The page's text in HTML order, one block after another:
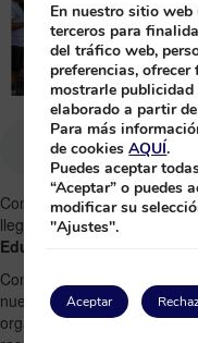
Con gran entusiasmo,
llegada de nuestra
Educación 2024
Como parte de nuestro
nuestros hoteles Grand
organizando la Tercera
En nuestro sitio
terceros para
del tráfico web,
preferencias,
mostrarle
elaborado a partir
Para más
de cookiesAQUÍ.
Puedes aceptar
“Aceptar” o puedes
modificar su
"Ajustes".
Aceptar